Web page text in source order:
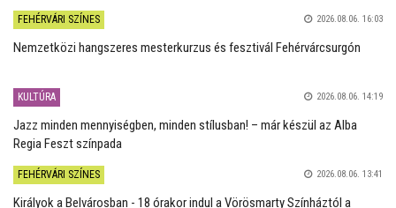
FEHÉRVÁRI SZÍNES 2026.08.06. 16:03
Nemzetközi hangszeres mesterkurzus és fesztivál Fehérvárcsurgón
KULTÚRA 2026.08.06. 14:19
Jazz minden mennyiségben, minden stílusban! – már készül az Alba
Regia Feszt színpada
FEHÉRVÁRI SZÍNES 2026.08.06. 13:41
Királyok a Belvárosban - 18 órakor indul a Vörösmarty Színháztól a